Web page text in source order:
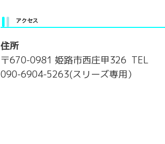
アクセス
住所
〒670-0981 姫路市西庄甲326 TEL
090-6904-5263(スリーズ専用）